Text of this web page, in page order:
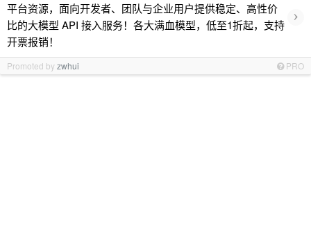
平台资源，面向开发者、团队与企业用户提供稳定、高性价
比的大模型 API 接入服务！各大满血模型，低至1折起，支持
开票报销！
›
Promoted byzwhui PRO